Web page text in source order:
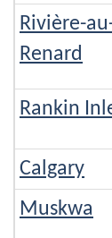
Rivière-
Renard
Rankin
Calgary
Muskwa